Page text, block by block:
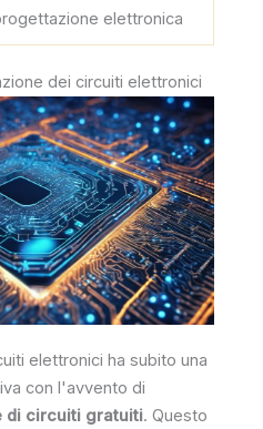
elettronica
dei circuiti elettronici
elettronici ha subito una
con l'avvento di
di circuiti gratuiti. Questo